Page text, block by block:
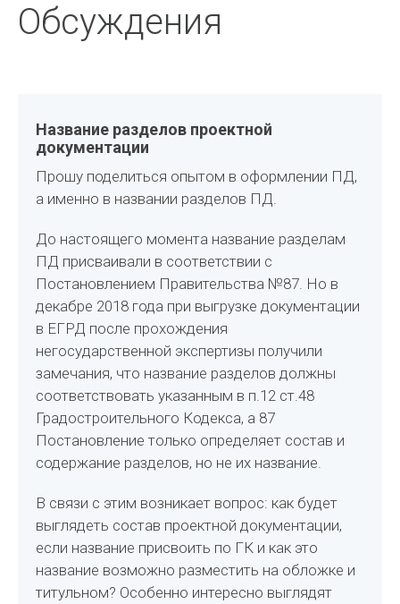
Обсуждения
Название разделов проектной
документации
Прошу поделиться опытом в оформлении ПД,
а именно в названии разделов ПД.
До настоящего момента название разделам
ПД присваивали в соответствии с
Постановлением Правительства №87. Но в
декабре 2018 года при выгрузке документации
в ЕГРД после прохождения
негосударственной экспертизы получили
замечания, что название разделов должны
соответствовать указанным в п.12 ст.48
Градостроительного Кодекса, а 87
Постановление только определяет состав и
содержание разделов, но не их название.
В связи с этим возникает вопрос: как будет
выглядеть состав проектной документации,
если название присвоить по ГК и как это
название возможно разместить на обложке и
титульном? Особенно интересно выглядят